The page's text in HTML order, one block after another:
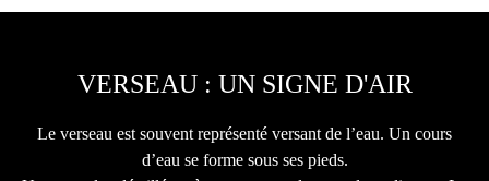
VERSEAU : UN SIGNE D'AIR
Le verseau est souvent représenté versant de l’eau. Un cours
d’eau se forme sous ses pieds.